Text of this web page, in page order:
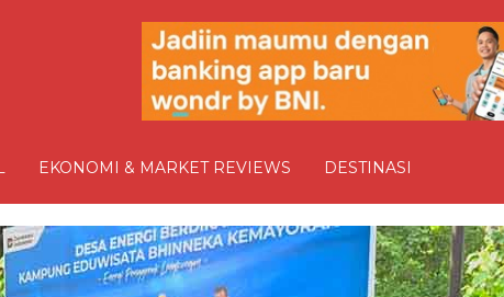
EKONOMI & MARKET REVIEWS DESTINASI